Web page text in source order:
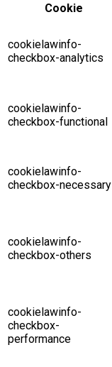
Cookie
cookielawinfo-
checkbox-analytics
cookielawinfo-
checkbox-functional
cookielawinfo-
checkbox-necessary
cookielawinfo-
checkbox-others
cookielawinfo-
checkbox-
performance